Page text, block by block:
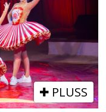
PLUSS